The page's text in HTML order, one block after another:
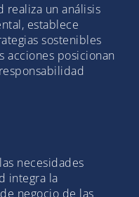
realiza un análisis
establece
sostenibles
acciones posicionan
necesidades
integra la
negocio de las